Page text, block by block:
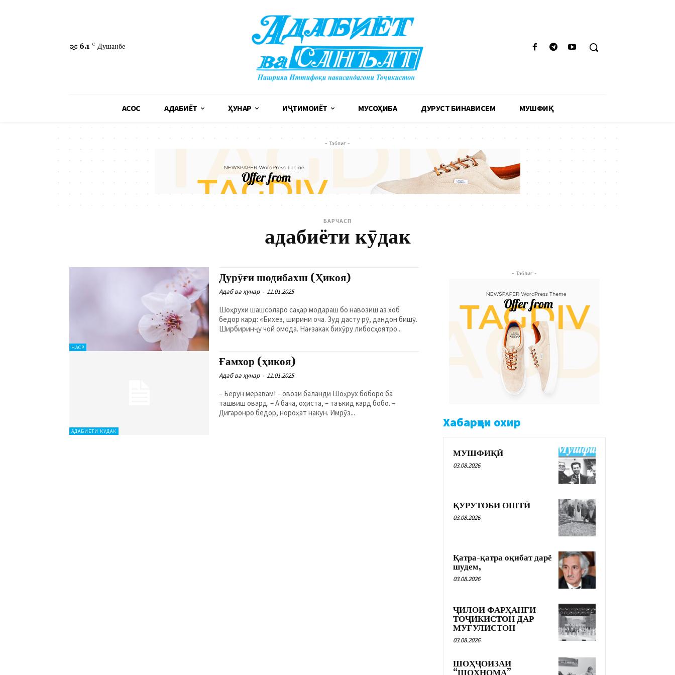
6.1 C Душанбе
АСОСӢ АДАБИЁТ ҲУНАР ИҶТИМОИЁТ МУСОҲИБА ДУРУСТ БИНАВИСЕМ МУШФИҚӢ
- Таблиғ -
БАРЧАСП
адабиёти кӯдак
НАСР
Дурӯғи шодибахш (Ҳикоя)
Адаб ва ҳунар - 11.01.2025
Шоҳрухи шашсоларо саҳар модараш бо навозиш аз хоб
бедор кард: «Бихез, ширини оча. Зуд дасту рӯ, дандон бишӯ.
Ширбиринҷу чой омода. Нағзакак бихӯру либосҳоятро...
АДАБИЁТИ КӮДАК
Ғамхор (ҳикоя)
Адаб ва ҳунар - 11.01.2025
– Берун меравам! – овози баланди Шоҳрух боборо ба
ташвиш овард. – А бача, оҳиста, – таъкид кард бобо. –
Дигаронро бедор, нороҳат накун. Имрӯз...
- Таблиғ -
Хабарҳои охир
МУШФИҚӢ
03.08.2026
ҚУРУТОБИ ОШТӢ
03.08.2026
Қатра-қатра оқибат дарё
шудем,
03.08.2026
ҶИЛОИ ФАРҲАНГИ
ТОҶИКИСТОН ДАР
МУҒУЛИСТОН
03.08.2026
ШОҲҶОИЗАИ